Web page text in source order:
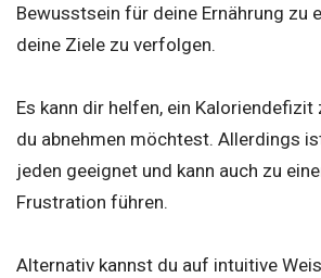
Bewusstsein für deine Ernährung zu
deine Ziele zu verfolgen.
Es kann dir helfen, ein Kaloriendefizit
du abnehmen möchtest. Allerdings
jeden geeignet und kann auch zu
Frustration führen.
Alternativ kannst du auf intuitive